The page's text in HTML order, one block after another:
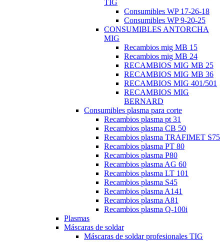
TIG
Consumibles WP 17-26-18
Consumibles WP 9-20-25
CONSUMIBLES ANTORCHA
MIG
Recambios mig MB 15
Recambios mig MB 24
RECAMBIOS MIG MB 25
RECAMBIOS MIG MB 36
RECAMBIOS MIG 401/501
RECAMBIOS MIG
BERNARD
Consumibles plasma para corte
Recambios plasma pt 31
Recambios plasma CB 50
Recambios plasma TRAFIMET S75
Recambios plasma PT 80
Recambios plasma P80
Recambios plasma AG 60
Recambios plasma LT 101
Recambios plasma S45
Recambios plasma A141
Recambios plasma A81
Recambios plasma Q-100i
Plasmas
Máscaras de soldar
Máscaras de soldar profesionales TIG